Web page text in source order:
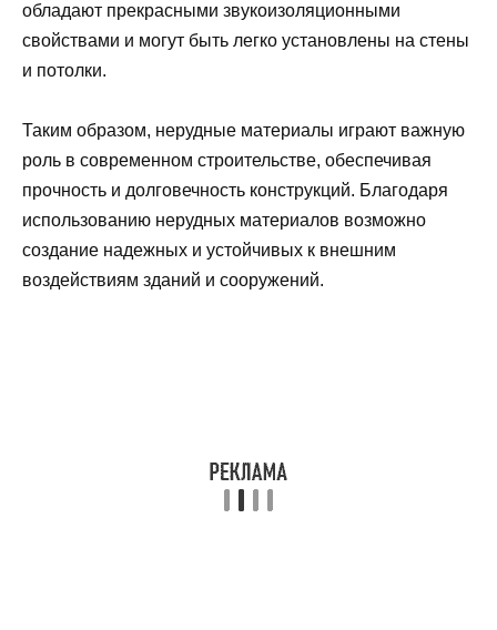
обладают прекрасными звукоизоляционными
свойствами и могут быть легко установлены на стены
и потолки.
Таким образом, нерудные материалы играют важную
роль в современном строительстве, обеспечивая
прочность и долговечность конструкций. Благодаря
использованию нерудных материалов возможно
создание надежных и устойчивых к внешним
воздействиям зданий и сооружений.